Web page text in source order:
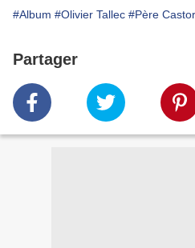
#Album #Olivier Tallec #Père Castor
Partager